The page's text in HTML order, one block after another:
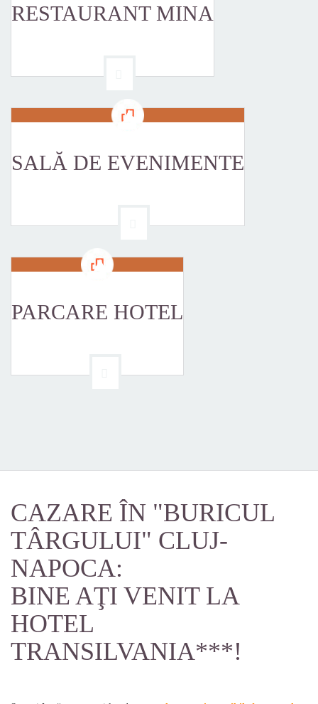
RESTAURANT MINA
SALĂ DE EVENIMENTE
PARCARE HOTEL
CAZARE ÎN "BURICUL
TÂRGULUI" CLUJ-
NAPOCA:
BINE AŢI VENIT LA
HOTEL
TRANSILVANIA***!